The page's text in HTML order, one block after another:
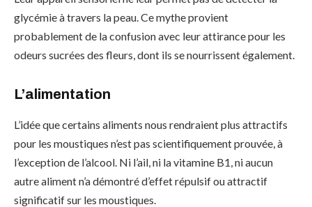
glycémie à travers la peau. Ce mythe provient
probablement de la confusion avec leur attirance pour les
odeurs sucrées des fleurs, dont ils se nourrissent également.
L’alimentation
L’idée que certains aliments nous rendraient plus attractifs
pour les moustiques n’est pas scientifiquement prouvée, à
l’exception de l’alcool. Ni l’ail, ni la vitamine B1, ni aucun
autre aliment n’a démontré d’effet répulsif ou attractif
significatif sur les moustiques.